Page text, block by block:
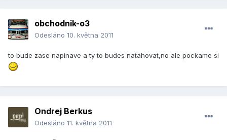
obchodnik-o3
Odesláno 10. května 2011
to bude zase napinave a ty to budes natahovat,no ale pockame si
Ondrej Berkus
Odesláno 11. května 2011